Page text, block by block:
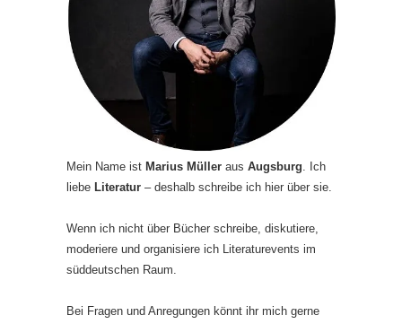
Mein Name ist Marius Müller aus Augsburg. Ich
liebe Literatur – deshalb schreibe ich hier über sie.
Wenn ich nicht über Bücher schreibe, diskutiere,
moderiere und organisiere ich Literaturevents im
süddeutschen Raum.
Bei Fragen und Anregungen könnt ihr mich gerne